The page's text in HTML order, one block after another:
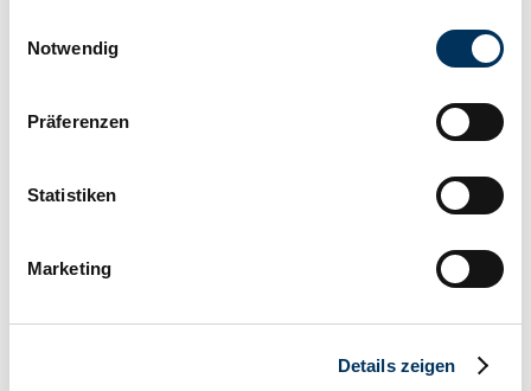
Trigger Symbol ändern oder widerrufen
Informationen über Ihre geografische Lage
können
bestimmten Merkmalen (Fingerprinting) identifizieren
Erfahren Sie mehr darüber, wie Ihre persönlichen Daten
Notwendig
Präferenzen
Statistiken
Marketing
Details zeigen
Tachostand (abgelesen)
9 / 12